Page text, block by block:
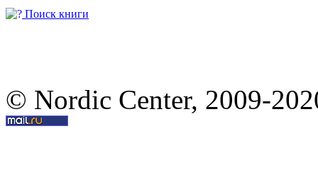
Поиск книги
© Nordic Center, 2009-